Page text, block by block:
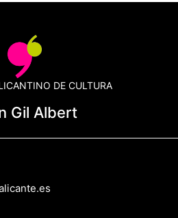
DE CULTURA
Gil Albert